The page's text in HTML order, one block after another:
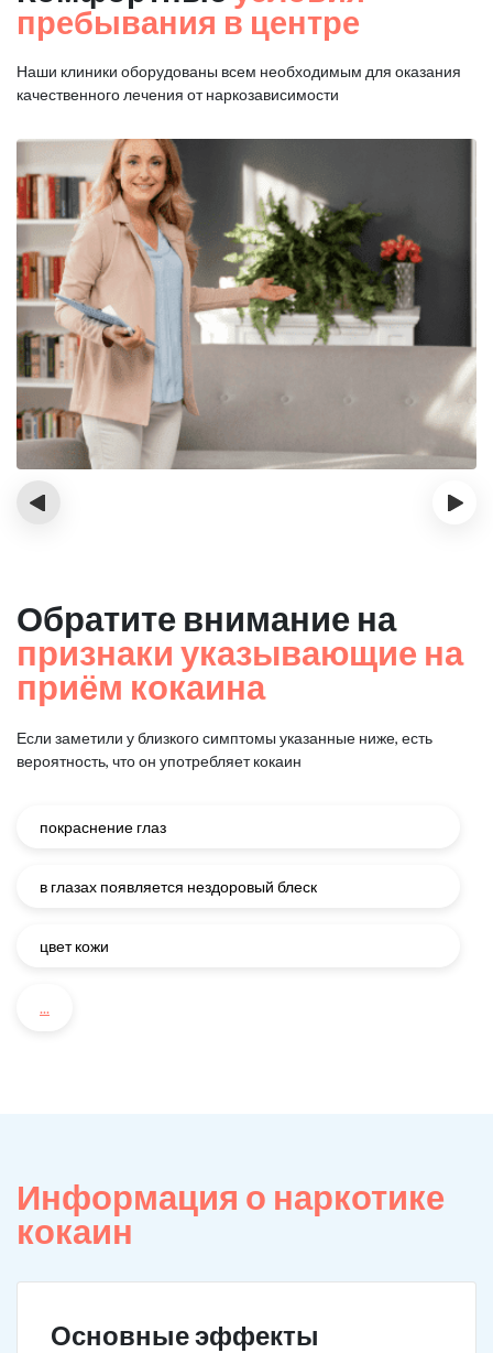
пребывания в центре
Наши клиники оборудованы всем необходимым для оказания
качественного лечения от наркозависимости
‹ ›
Обратите внимание на
признаки указывающие на
приём кокаина
Если заметили у близкого симптомы указанные ниже, есть
вероятность, что он употребляет кокаин
покраснение глаз
в глазах появляется нездоровый блеск
цвет кожи
...
Информация о наркотике
кокаин
Основные эффекты